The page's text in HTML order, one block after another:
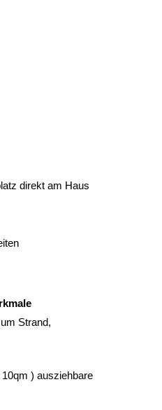
direkt am Haus
Strand,
) ausziehbare